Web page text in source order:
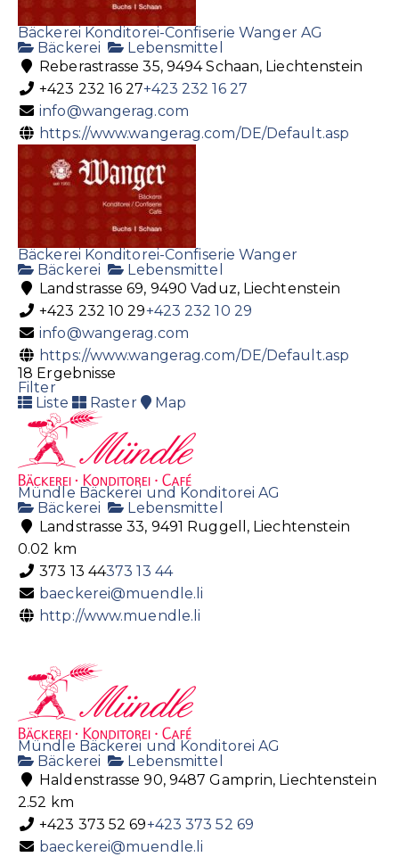
Bäckerei Konditorei-Confiserie Wanger AG
Bäckerei
Lebensmittel
Reberastrasse 35, 9494 Schaan, Liechtenstein
+423 232 16 27+423 232 16 27
info@wangerag.com
https://www.wangerag.com/DE/Default.asp
Bäckerei Konditorei-Confiserie Wanger
Bäckerei
Lebensmittel
Landstrasse 69, 9490 Vaduz, Liechtenstein
+423 232 10 29+423 232 10 29
info@wangerag.com
https://www.wangerag.com/DE/Default.asp
18 Ergebnisse
Filter
Liste
Raster Map
Mündle Bäckerei und Konditorei AG
Bäckerei
Lebensmittel
Landstrasse 33, 9491 Ruggell, Liechtenstein
0.02 km
373 13 44373 13 44
baeckerei@muendle.li
http://www.muendle.li
Mündle Bäckerei und Konditorei AG
Bäckerei
Lebensmittel
Haldenstrasse 90, 9487 Gamprin, Liechtenstein
2.52 km
+423 373 52 69+423 373 52 69
baeckerei@muendle.li